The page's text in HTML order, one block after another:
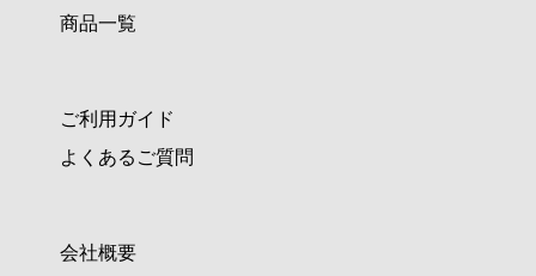
商品一覧
ご利用ガイド
よくあるご質問
会社概要